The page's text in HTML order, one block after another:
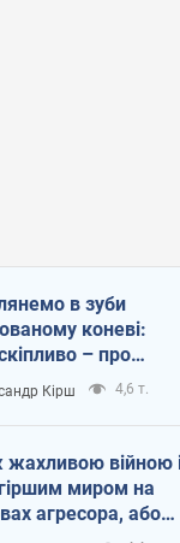
в зуби
коневі:
– про
Україні
Кірш 4,6 т.
жахливою війною
миром на
агресора, або